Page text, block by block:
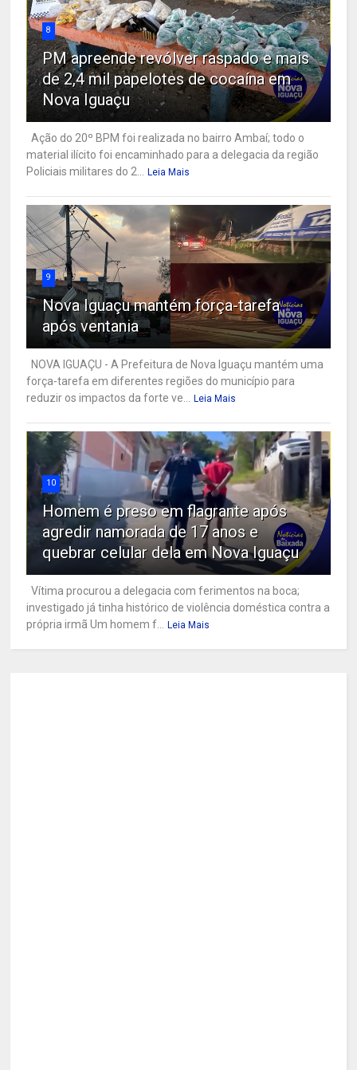
8
PM apreende revólver raspado e mais
de 2,4 mil papelotes de cocaína em
Nova Iguaçu
Ação do 20º BPM foi realizada no bairro Ambaí; todo o
material ilícito foi encaminhado para a delegacia da região
Policiais militares do 2... Leia Mais
9
Nova Iguaçu mantém força-tarefa
após ventania
NOVA IGUAÇU - A Prefeitura de Nova Iguaçu mantém uma
força-tarefa em diferentes regiões do município para
reduzir os impactos da forte ve... Leia Mais
10
Homem é preso em flagrante após
agredir namorada de 17 anos e
quebrar celular dela em Nova Iguaçu
Vítima procurou a delegacia com ferimentos na boca;
investigado já tinha histórico de violência doméstica contra a
própria irmã Um homem f... Leia Mais